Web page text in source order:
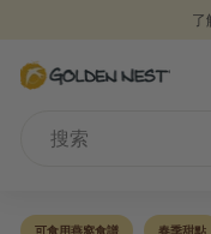
了
金
可食用燕窩食譜 春季甜點